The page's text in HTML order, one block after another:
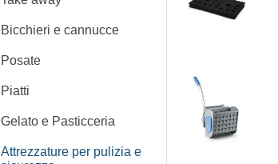
Bicchieri e cannucce
Posate
Piatti
Gelato e Pasticceria
Attrezzature per pulizia e